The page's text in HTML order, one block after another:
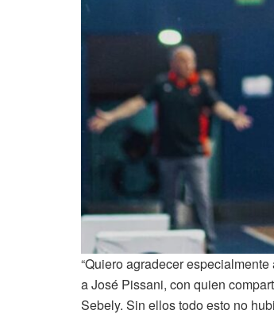
“Quiero agradecer
a José Pissani, con quien
Sebely. Sin ellos todo esto no